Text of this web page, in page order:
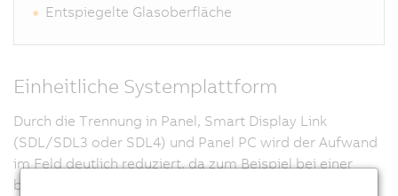
Entspiegelte Glasoberfläche
Einheitliche Systemplattform
Durch die Trennung in Panel, Smart Display Link
(SDL/SDL3 oder SDL4) und Panel PC wird der Aufwand
im Feld deutlich reduziert, da zum Beispiel bei einer
beschädigten Displayfront nicht mehr der gesamte